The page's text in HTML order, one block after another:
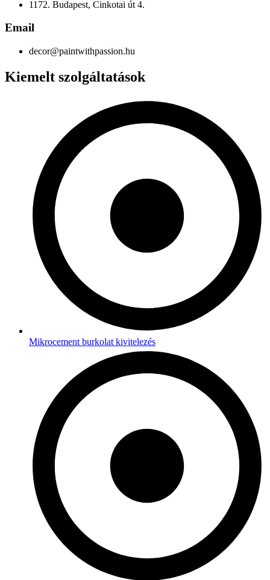
1172. Budapest, Cinkotai út 4.
Email
decor@paintwithpassion.hu
Kiemelt szolgáltatások
Mikrocement burkolat kivitelezés